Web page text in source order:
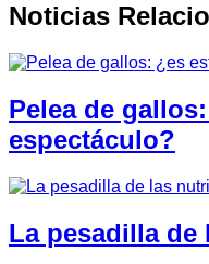
Noticias
Pelea de
espectáculo?
La pesadilla de